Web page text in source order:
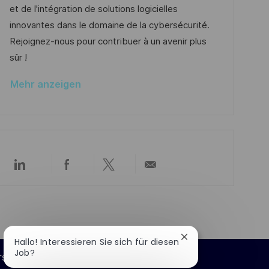
u
g
e
r
V
e
ö
t
u
r
i
e
et de l'intégration de solutions logicielles
innovantes dans le domaine de la cybersécurité.
Rejoignez-nous pour contribuer à un avenir plus
sûr !
Mehr anzeigen
Über
Über
Über
Per
Informationen
Hallo! Interessieren Sie sich für diesen
Job?
Chatbot-
schließen